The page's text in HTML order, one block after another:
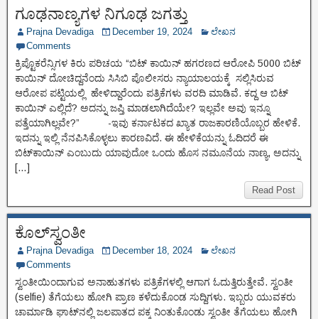
ಗೂಢನಾಣ್ಯಗಳ ನಿಗೂಢ ಜಗತ್ತು
Prajna Devadiga December 19, 2024
ಲೇಖನ
Comments
ಕ್ರಿಪ್ಟೊಕರೆನ್ಸಿಗಳ ಕಿರು ಪರಿಚಯ “ಬಿಟ್ ಕಾಯಿನ್ ಹಗರಣದ ಆರೋಪಿ 5000 ಬಿಟ್
ಕಾಯಿನ್ ದೋಚಿದ್ದನೆಂದು ಸಿಸಿಬಿ ಪೊಲೀಸರು ನ್ಯಾಯಾಲಯಕ್ಕೆ ಸಲ್ಲಿಸಿರುವ
ಆರೋಪ ಪಟ್ಟಿಯಲ್ಲಿ ಹೇಳಿದ್ದಾರೆಂದು ಪತ್ರಿಕೆಗಳು ವರದಿ ಮಾಡಿವೆ. ಕದ್ದ ಆ ಬಿಟ್
ಕಾಯಿನ್ ಎಲ್ಲಿದೆ? ಅದನ್ನು ಜಪ್ತಿ ಮಾಡಲಾಗಿದೆಯೇ? ಇಲ್ಲವೇ ಅವು ಇನ್ನೂ
ಪತ್ತೆಯಾಗಿಲ್ಲವೇ?” -ಇವು ಕರ್ನಾಟಕದ ಖ್ಯಾತ ರಾಜಕಾರಣಿಯೊಬ್ಬರ ಹೇಳಿಕೆ.
ಇದನ್ನು ಇಲ್ಲಿ ನೆನಪಿಸಿಕೊಳ್ಳಲು ಕಾರಣವಿದೆ. ಈ ಹೇಳಿಕೆಯನ್ನು ಓದಿದರೆ ಈ
ಬಿಟ್‌ಕಾಯಿನ್ ಎಂಬುದು ಯಾವುದೋ ಒಂದು ಹೊಸ ನಮೂನೆಯ ನಾಣ್ಯ, ಅದನ್ನು
[…]
Read Post
ಕೊಲ್‌ಸ್ವಂತೀ
Prajna Devadiga December 18, 2024
ಲೇಖನ
Comments
ಸ್ವಂತೀಯಿಂದಾಗುವ ಅನಾಹುತಗಳು ಪತ್ರಿಕೆಗಳಲ್ಲಿ ಆಗಾಗ ಓದುತ್ತಿರುತ್ತೇವೆ. ಸ್ವಂತೀ
(selfie) ತೆಗೆಯಲು ಹೋಗಿ ಪ್ರಾಣ ಕಳೆದುಕೊಂಡ ಸುದ್ದಿಗಳು. ಇಬ್ಬರು ಯುವಕರು
ಚಾರ್ಮಾಡಿ ಘಾಟ್‌ನಲ್ಲಿ ಜಲಪಾತದ ಪಕ್ಕ ನಿಂತುಕೊಂಡು ಸ್ವಂತೀ ತೆಗೆಯಲು ಹೋಗಿ